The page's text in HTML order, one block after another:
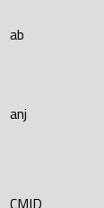
ab
anj
CMID